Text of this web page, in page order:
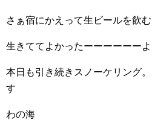
さぁ宿にかえって生ビールを飲む
生きててよかったーーーーーー
本日も引き続きスノーケリング
す
わの海